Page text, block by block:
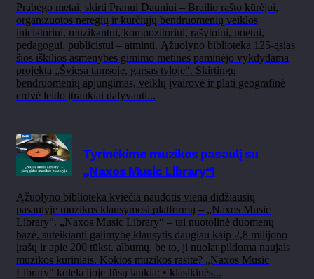
Prabėgo metai, skirti Pranui Dauniui – Brailio rašto kūrėjui,
organizuotos neregių ir kurčiųjų bendruomenių veiklos
iniciatoriui, muzikantui, kompozitoriui, rašytojui, poetui,
pedagogui, publicistui – atminti. Ąžuolyno biblioteka 125-ąsias
šios iškilios asmenybės gimimo metines paminėjo vykdydama
projektą „Šviesa tamsoje, garsas tyloje“. Skirtingų
bendruomenių apjungimas, veiklų įvairovė ir plati geografinė
erdvė leido įtraukiai dalyvauti...
Tyrinėkime muzikos pasaulį su
„Naxos Music Library“!
Ąžuolyno biblioteka kviečia naudotis viena didžiausių
pasaulyje muzikos klausymosi platformų – „Naxos Music
Library“. „Naxos Music Library“ – tai nuotolinė duomenų
bazė, suteikianti galimybę klausytis daugiau kaip 2,8 milijono
įrašų ir apie 200 tūkst. albumų, be to, ji nuolat pildoma naujais
muzikos kūriniais. Kokios muzikos rasite? „Naxos Music
Library“ kolekcijoje Jūsų laukia: • klasikinės...